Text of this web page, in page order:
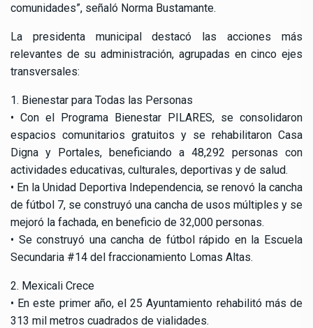
comunidades”, señaló Norma Bustamante.
La presidenta municipal destacó las acciones más
relevantes de su administración, agrupadas en cinco ejes
transversales:
1. Bienestar para Todas las Personas
• Con el Programa Bienestar PILARES, se consolidaron
espacios comunitarios gratuitos y se rehabilitaron Casa
Digna y Portales, beneficiando a 48,292 personas con
actividades educativas, culturales, deportivas y de salud.
• En la Unidad Deportiva Independencia, se renovó la cancha
de fútbol 7, se construyó una cancha de usos múltiples y se
mejoró la fachada, en beneficio de 32,000 personas.
• Se construyó una cancha de fútbol rápido en la Escuela
Secundaria #14 del fraccionamiento Lomas Altas.
2. Mexicali Crece
• En este primer año, el 25 Ayuntamiento rehabilitó más de
313 mil metros cuadrados de vialidades.